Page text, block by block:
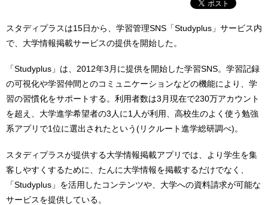
スタディプラスは15日から、学習管理SNS「Studyplus」サービス内
で、大学情報掲載サービスの提供を開始した。
「Studyplus」は、2012年3月に提供を開始した学習SNS。学習記録
の可視化や学習仲間とのコミュニケーションなどの機能により、学
習の習慣化をサポートする。利用者数は3月現在で230万アカウント
を超え、大学進学希望者の3人に1人が利用、高校生のよく使う勉強
系アプリで1位に選出されたという(リクルート進学総研調べ)。
スタディプラスが提供する大学情報掲載アプリでは、より学生を集
客しやすくするために、たんに大学情報を掲載するだけでなく、
「Studyplus」を活用したコンテンツや、大学への資料請求が可能な
サービスを提供している。